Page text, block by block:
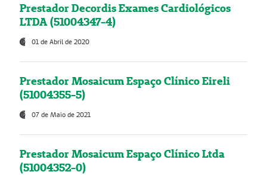
Prestador Decordis Exames Cardiológicos
LTDA (51004347-4)
01 de Abril de 2020
Prestador Mosaicum Espaço Clínico Eireli
(51004355-5)
07 de Maio de 2021
Prestador Mosaicum Espaço Clínico Ltda
(51004352-0)